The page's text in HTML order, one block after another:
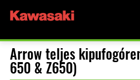
Arrow teljes
650 & Z650)